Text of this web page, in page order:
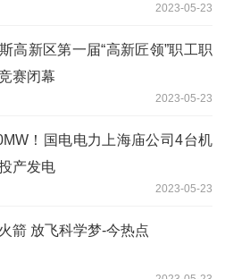
2023-05-23
高新区第一届“高新匠领”职工职
赛闭幕
2023-05-23
！国电电力上海庙公司4台机
产发电
2023-05-23
箭 放飞科学梦-今热点